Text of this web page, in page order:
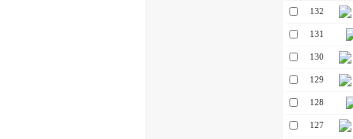
132
131
130
129
128
127